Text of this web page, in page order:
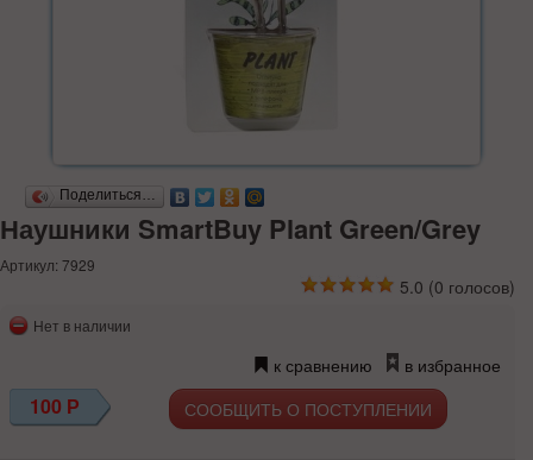
Поделиться…
Наушники SmartBuy Plant Green/Grey
Артикул: 7929
5.0 (0 голосов)
Нет в наличии
к сравнению в избранное
100 Р СООБЩИТЬ О ПОСТУПЛЕНИИ